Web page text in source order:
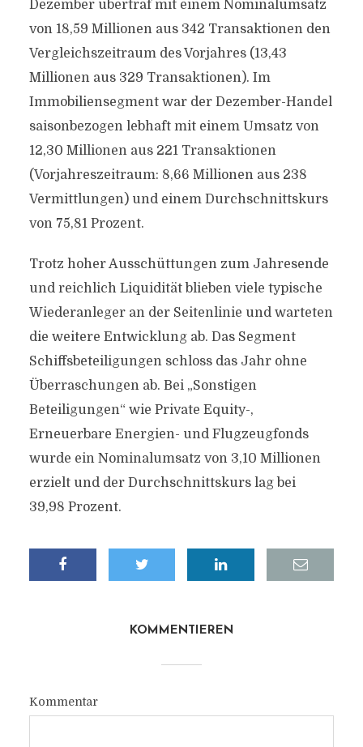
Dezember übertraf mit einem Nominalumsatz
von 18,59 Millionen aus 342 Transaktionen den
Vergleichszeitraum des Vorjahres (13,43
Millionen aus 329 Transaktionen). Im
Immobiliensegment war der Dezember-Handel
saisonbezogen lebhaft mit einem Umsatz von
12,30 Millionen aus 221 Transaktionen
(Vorjahreszeitraum: 8,66 Millionen aus 238
Vermittlungen) und einem Durchschnittskurs
von 75,81 Prozent.
Trotz hoher Ausschüttungen zum Jahresende
und reichlich Liquidität blieben viele typische
Wiederanleger an der Seitenlinie und warteten
die weitere Entwicklung ab. Das Segment
Schiffsbeteiligungen schloss das Jahr ohne
Überraschungen ab. Bei „Sonstigen
Beteiligungen“ wie Private Equity-,
Erneuerbare Energien- und Flugzeugfonds
wurde ein Nominalumsatz von 3,10 Millionen
erzielt und der Durchschnittskurs lag bei
39,98 Prozent.
KOMMENTIEREN
Kommentar